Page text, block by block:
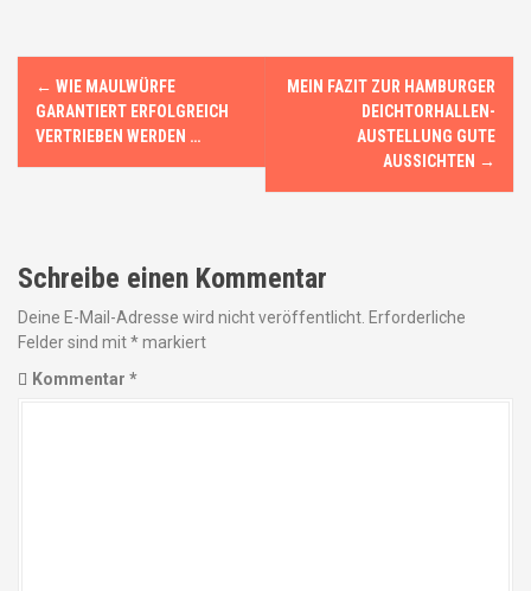
N
a
v
g
a
t
i
← WIE MAULWÜRFE
GARANTIERT ERFOLGREICH
VERTRIEBEN WERDEN …
MEIN FAZIT ZUR HAMBURGER
DEICHTORHALLEN-
AUSTELLUNG GUTE
AUSSICHTEN →
Schreibe einen Kommentar
Deine E-Mail-Adresse wird nicht veröffentlicht. Erforderliche
Felder sind mit*markiert
Kommentar *